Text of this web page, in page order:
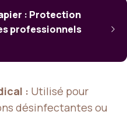
: Protection
professionnels
: Utilisé pour
désinfectantes ou